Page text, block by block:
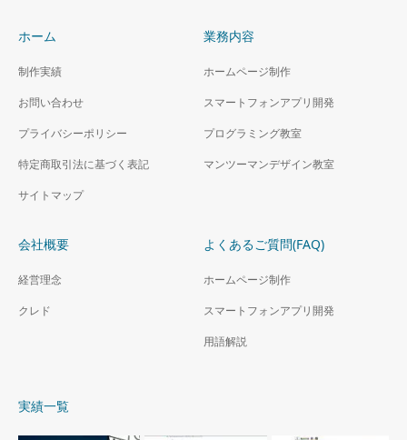
ホーム
制作実績
お問い合わせ
プライバシーポリシー
特定商取引法に基づく表記
サイトマップ
業務内容
ホームページ制作
スマートフォンアプリ開発
プログラミング教室
マンツーマンデザイン教室
会社概要
経営理念
クレド
よくあるご質問(FAQ)
ホームページ制作
スマートフォンアプリ開発
用語解説
実績一覧